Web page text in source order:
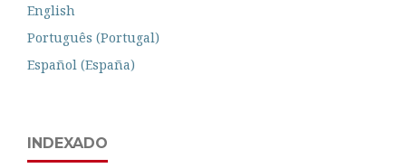
English
Português (Portugal)
Español (España)
INDEXADO